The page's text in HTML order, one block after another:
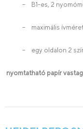
– B1-es, 2
– maximális ívméret:
– egy oldalon 2 szín
nyomtatható papír